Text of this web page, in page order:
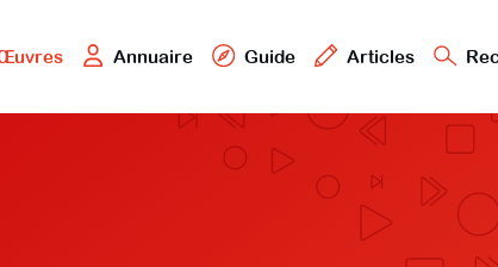
Annuaire Guide Articles